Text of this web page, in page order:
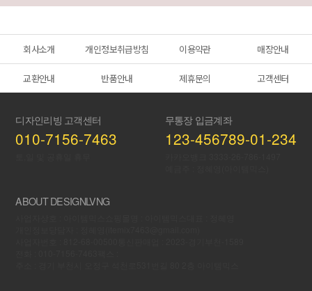
회사소개 개인정보취급방침 이용약관 매장안내
교환안내 반품안내 제휴문의 고객센터
디자인리빙 고객센터
010-7156-7463
무통장 입금계좌
123-456789-01-234
ABOUT DESIGNLVNG